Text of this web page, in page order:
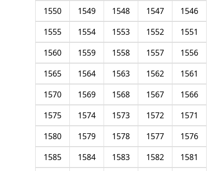
1546
1547
1548
1549
1550
1551
1552
1553
1554
1555
1556
1557
1558
1559
1560
1561
1562
1563
1564
1565
1566
1567
1568
1569
1570
1571
1572
1573
1574
1575
1576
1577
1578
1579
1580
1581
1582
1583
1584
1585